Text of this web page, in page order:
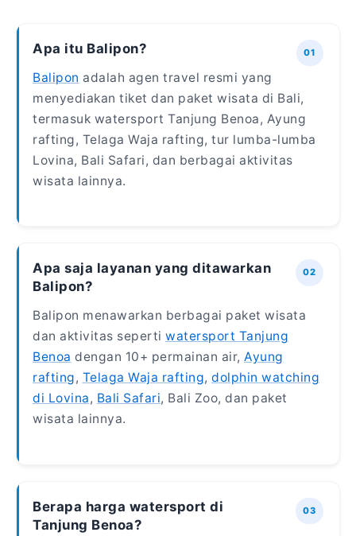
Apa itu Balipon?
Balipon adalah agen travel resmi yang
menyediakan tiket dan paket wisata di Bali,
termasuk watersport Tanjung Benoa, Ayung
rafting, Telaga Waja rafting, tur lumba-lumba
Lovina, Bali Safari, dan berbagai aktivitas
wisata lainnya.
Apa saja layanan yang ditawarkan
Balipon?
Balipon menawarkan berbagai paket wisata
dan aktivitas seperti watersport Tanjung
Benoa dengan 10+ permainan air, Ayung
rafting, Telaga Waja rafting, dolphin watching
di Lovina, Bali Safari, Bali Zoo, dan paket
wisata lainnya.
Berapa harga watersport di
Tanjung Benoa?